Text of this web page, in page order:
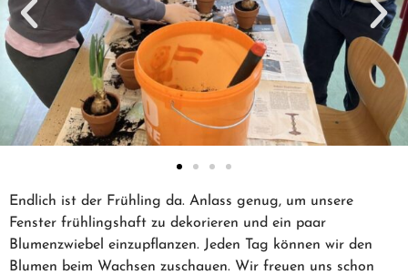
Endlich ist der Frühling da. Anlass genug, um unsere
Fenster frühlingshaft zu dekorieren und ein paar
Blumenzwiebel einzupflanzen. Jeden Tag können wir den
Blumen beim Wachsen zuschauen. Wir freuen uns schon